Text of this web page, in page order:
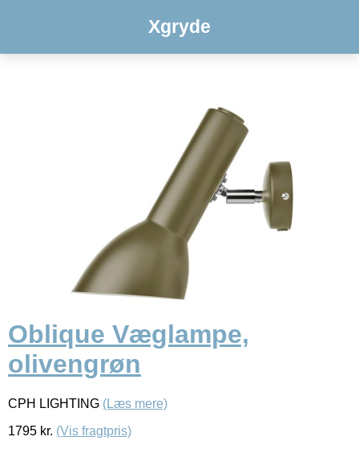
Xgryde
Oblique Væglampe,
olivengrøn
CPH LIGHTING (Læs mere)
1795 kr. (Vis fragtpris)